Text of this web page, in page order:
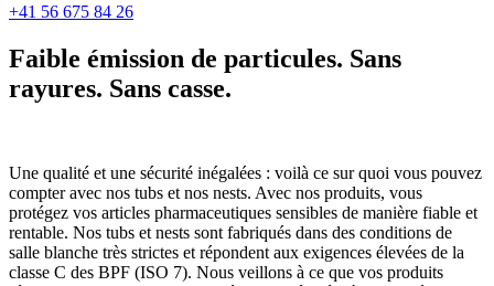
+41 56 675 84 26
Faible émission de particules. Sans
rayures. Sans casse.
Une qualité et une sécurité inégalées : voilà ce sur quoi vous pouvez
compter avec nos tubs et nos nests. Avec nos produits, vous
protégez vos articles pharmaceutiques sensibles de manière fiable et
rentable. Nos tubs et nests sont fabriqués dans des conditions de
salle blanche très strictes et répondent aux exigences élevées de la
classe C des BPF (ISO 7). Nous veillons à ce que vos produits